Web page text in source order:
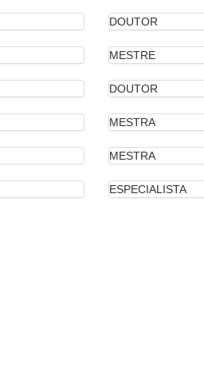
DOUTOR
MESTRE
DOUTOR
MESTRA
MESTRA
ESPECIALISTA